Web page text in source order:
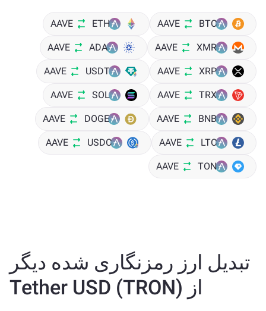
BTC
AAVE
ETH
AAVE
XMR
AAVE
ADA
AAVE
XRP
AAVE
USDT
AAVE
TRX
AAVE
SOL
AAVE
BNB
AAVE
DOGE
AAVE
LTC
AAVE
USDC
AAVE
TON
AAVE
تبدیل ارز رمزنگاری شده دیگر
از Tether USD (TRON)